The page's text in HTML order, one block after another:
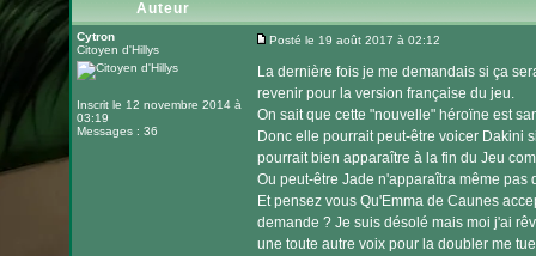
Auteur
Cytron
Citoyen d'Hillys
Inscrit le 12 novembre 2014 à
03:19
Messages : 36
Posté le 19 août 2017 à 02:12
La dernière fois je me demandais si ça
revenir pour la version française du jeu.
On sait que cette "nouvelle" héroïne est
Donc elle pourrait peut-être voicer Dakini
pourrait bien apparaître à la fin du Jeu
Ou peut-être Jade n'apparaîtra même
Et pensez vous Qu'Emma de Caunes
demande ? Je suis désolé mais moi j'ai
une toute autre voix pour la doubler me